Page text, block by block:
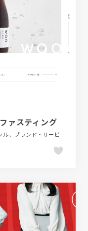
ァスティング
グレー系、スクロールエフェクト、ナチュラル、ブランド・サービスサイト、ホワイト系、大きめ写真、飲料・食品